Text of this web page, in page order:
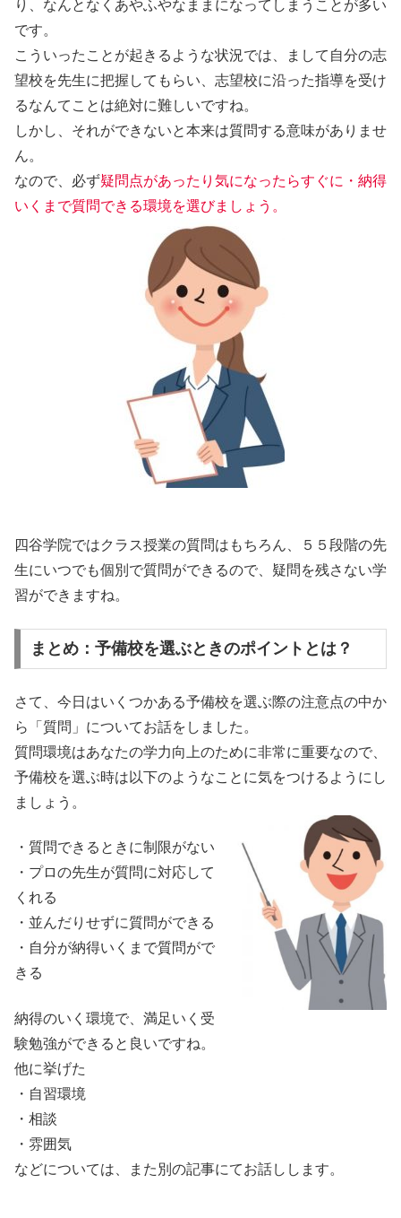
り、なんとなくあやふやなままになってしまうことが多い
です。
こういったことが起きるような状況では、まして 自分の志
望校を先生に把握 してもらい、 志望校に沿った指導を受け
るなんてことは絶対に難しいですね。
しかし、それができないと本来は質問する意味がありませ
ん。
なので、必ず疑問点があったり気になったらすぐに・納得
いくまで質問できる環境を選びましょう。
四谷学院ではクラス授業の質問はもちろん、５５段階の先
生にいつでも個別で質問ができるので、疑問を残さない学
習ができますね。
まとめ：予備校を選ぶときのポイントとは？
さて、今日はいくつかある予備校を選ぶ際の注意点の中か
ら「質問」についてお話をしました。
質問環境はあなたの学力向上のために非常に重要なので、
予備校を選ぶ時は以下のようなことに気をつけるようにし
ましょう。
・質問できるときに制限がない
・プロの先生が質問に対応して
くれる
・並んだりせずに質問ができる
・自分が納得いくまで質問がで
きる
納得のいく環境で、満足いく受
験勉強ができると良いですね。
他に挙げた
・自習環境
・相談
・雰囲気
などについては、また別の記事にてお話しします。